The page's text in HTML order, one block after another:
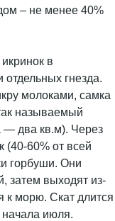
– не менее 40%
в
гнезда.
молоками, самка
называемый
— два кв.м). Через
(40-60% от всей
горбуши. Они
затем выходят из-
к морю. Скат длится
начала июля.